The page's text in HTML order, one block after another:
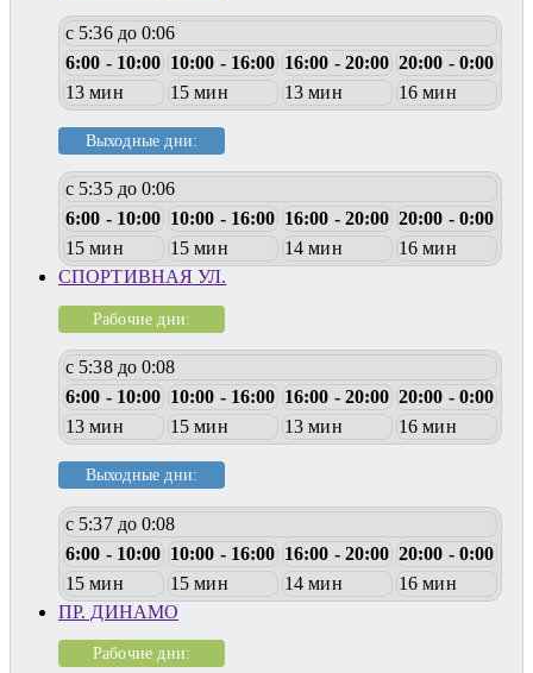
с 5:36 до 0:06
6:00 - 10:00 10:00 - 16:00 16:00 - 20:00 20:00 - 0:00
13 мин
15 мин 13 мин 16 мин
Выходные дни:
с 5:35 до 0:06
6:00 - 10:00 10:00 - 16:00 16:00 - 20:00 20:00 - 0:00
15 мин
15 мин 14 мин
16 мин
СПОРТИВНАЯ УЛ.
Рабочие дни:
с 5:38 до 0:08
6:00 - 10:00 10:00 - 16:00 16:00 - 20:00 20:00 - 0:00
13 мин
15 мин 13 мин 16 мин
Выходные дни:
с 5:37 до 0:08
6:00 - 10:00 10:00 - 16:00 16:00 - 20:00 20:00 - 0:00
15 мин
15 мин 14 мин
16 мин
ПР. ДИНАМО
Рабочие дни: